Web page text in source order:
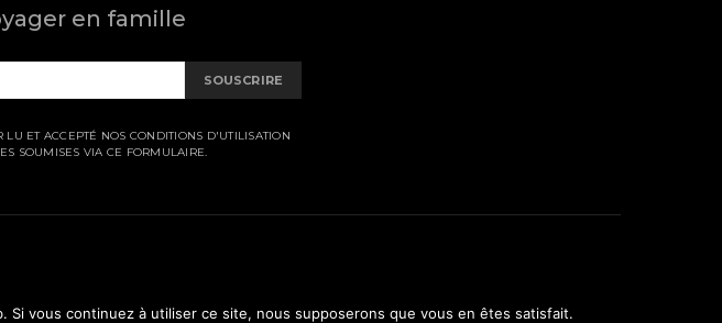
en famille
SOUSCRIRE
ET ACCEPTÉ NOS CONDITIONS D'UTILISATION
SOUMISES VIA CE FORMULAIRE.
vous continuez à utiliser ce site, nous supposerons que vous en êtes satisfait.